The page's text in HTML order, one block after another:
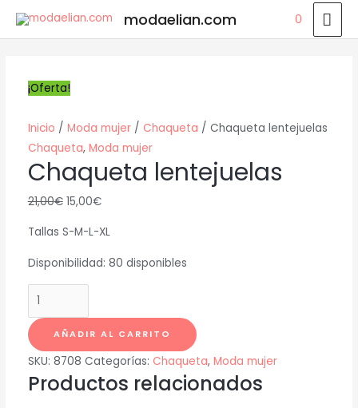
modaelian.com 0
¡Oferta!
Inicio / Moda mujer/ Chaqueta / Chaqueta lentejuelas
Chaqueta, Moda mujer
Chaqueta lentejuelas
21,00€ 15,00€
Tallas S-M-L-XL
Disponibilidad: 80 disponibles
Chaqueta
cantidadAÑADIR AL CARRITO
SKU: 8708 Categorías: Chaqueta, Moda mujer
Productos relacionados